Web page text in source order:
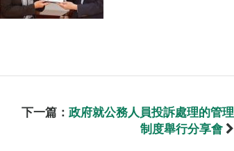
下一篇： 政府就公務人員投訴處理的管理
制度舉行分享會